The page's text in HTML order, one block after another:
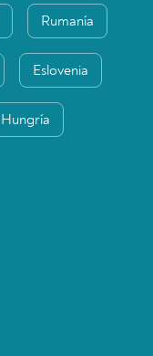
Rumanía
Eslovenia
Hungría